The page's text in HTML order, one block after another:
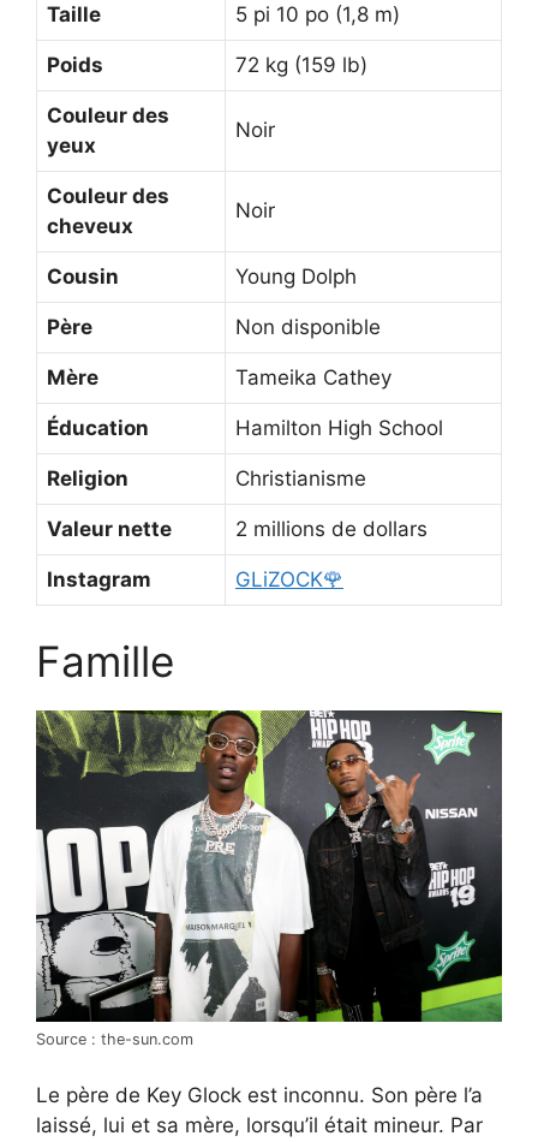
Taille 5 pi 10 po (1,8 m)
Poids 72 kg (159 lb)
Couleur des
yeux
Noir
Couleur des
cheveux
Noir
Cousin Young Dolph
Père Non disponible
Mère Tameika Cathey
Éducation Hamilton High School
Religion Christianisme
Valeur nette 2 millions de dollars
Instagram GLiZOCK🌹
Famille
Source : the-sun.com
Le père de Key Glock est inconnu. Son père l’a
laissé, lui et sa mère, lorsqu’il était mineur. Par